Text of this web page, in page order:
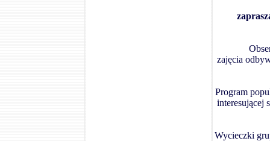
zajęcia
Program
interesującej
Wycieczki